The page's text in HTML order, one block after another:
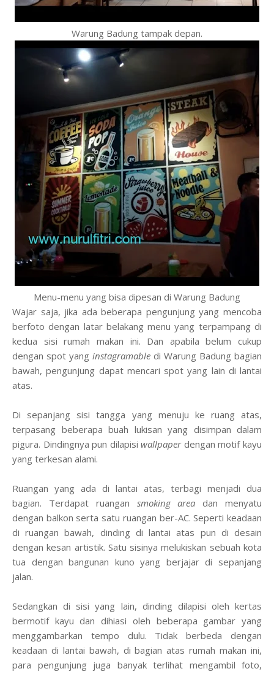
Warung Badung tampak depan.
Menu-menu yang bisa dipesan di Warung Badung
Wajar saja, jika ada beberapa pengunjung yang mencoba
berfoto dengan latar belakang menu yang terpampang di
kedua sisi rumah makan ini. Dan apabila belum cukup
dengan spot yang instagramable di Warung Badung bagian
bawah, pengunjung dapat mencari spot yang lain di lantai
atas.
Di sepanjang sisi tangga yang menuju ke ruang atas,
terpasang beberapa buah lukisan yang disimpan dalam
pigura. Dindingnya pun dilapisi wallpaperdengan motif kayu
yang terkesan alami.
Ruangan yang ada di lantai atas, terbagi menjadi dua
bagian. Terdapat ruangan smoking area danmenyatu
dengan balkon serta satu ruangan ber-AC. Sepertikeadaan
di ruangan bawah, dinding di lantai atas pun di desain
dengan kesan artistik. Satu sisinya melukiskan sebuah kota
tua dengan bangunan kuno yang berjajar di sepanjang
jalan.
Sedangkan di sisi yang lain, dinding dilapisi oleh kertas
bermotif kayu dan dihiasi oleh beberapa gambar yang
menggambarkan tempo dulu. Tidak berbeda dengan
keadaan di lantai bawah, di bagian atas rumah makan ini,
para pengunjung juga banyak terlihat mengambil foto,